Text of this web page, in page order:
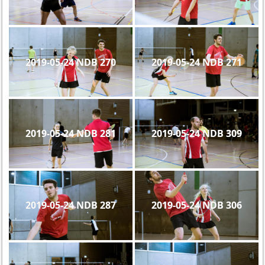
2019-05-24 NDB 270 2019-05-24 NDB 271
2019-05-24 NDB 281 2019-05-24 NDB 309
2019-05-24 NDB 287 2019-05-24 NDB 306